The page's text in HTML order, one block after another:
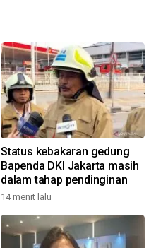
Status kebakaran gedung
Bapenda DKI Jakarta masih
dalam tahap pendinginan
14 menit lalu